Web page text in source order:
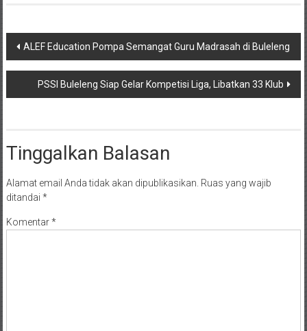
Navigasi
pos
ALEF Education Pompa Semangat Guru Madrasah di Buleleng
PSSI Buleleng Siap Gelar Kompetisi Liga, Libatkan 33 Klub
Tinggalkan Balasan
Alamat email Anda tidak akan dipublikasikan. Ruas yang wajib
ditandai *
Komentar*